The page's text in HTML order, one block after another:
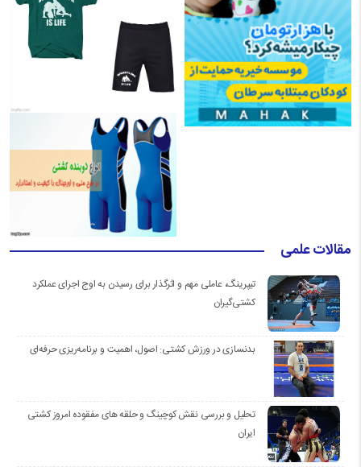
مقالات علمی
تیپرینگ، عاملی مهم و اثرگذار برای رسیدن به اوج اجرای عملکرد
کشتی‌گیران
بدنسازی در ورزش کشتی: اصول، اهمیت و برنامه‌ریزی حرفه‌ای
تحلیل و بررسی نقش کوچینگ و حلقه های مفقوده امروز کشتی
ایران